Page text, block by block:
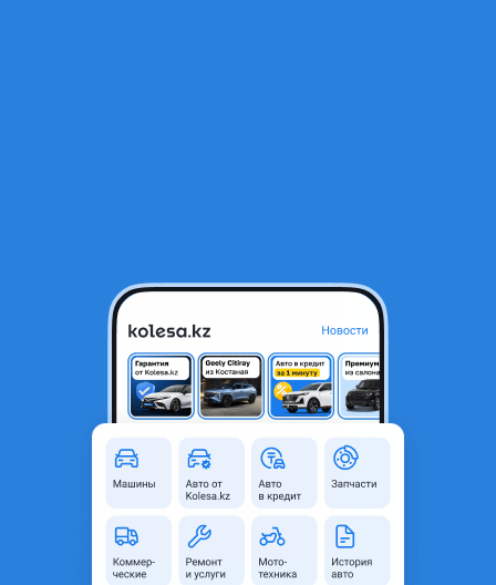
РУЛЕВАЯ РЕЙКА ТОЙОТА КАРИНА ЕД (КОРОНА/ЕКСИВ/КАЛДИНА/
ИПСУМ/ЦЕЛИКА/КУРРЕН)
35 000 ₸
Алматы, Алматинская
область
Б/y